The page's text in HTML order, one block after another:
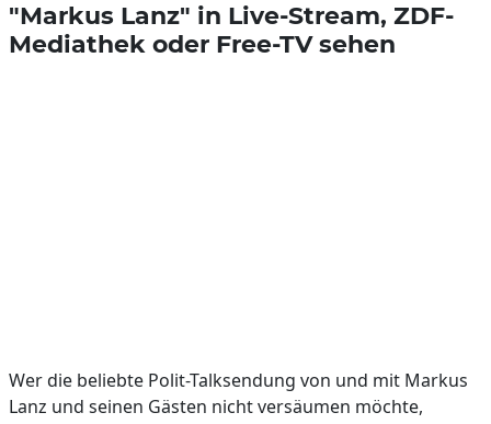
"Markus Lanz" in Live-Stream, ZDF-
Mediathek oder Free-TV sehen
Wer die beliebte Polit-Talksendung von und mit Markus
Lanz und seinen Gästen nicht versäumen möchte,